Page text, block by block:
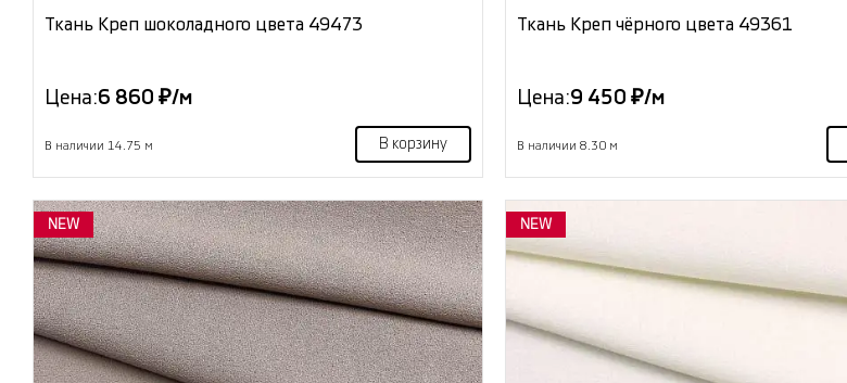
Ткань Креп шоколадного цвета 49473
Цена:6 860 ₽/м
В наличии 14.75 м В корзину
Ткань Креп чёрного цвета 49361
Цена:9 450 ₽/м
В наличии 8.30 м
NEW NEW